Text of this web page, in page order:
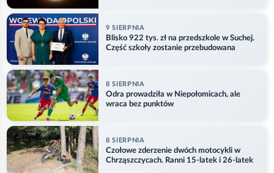
9 SIERPNIA
Blisko 922 tys. zł na przedszkole w Suchej.
Część szkoły zostanie przebudowana
8 SIERPNIA
Odra prowadziła w Niepołomicach, ale
wraca bez punktów
8 SIERPNIA
Czołowe zderzenie dwóch motocykli w
Chrząszczycach. Ranni 15-latek i 26-latek